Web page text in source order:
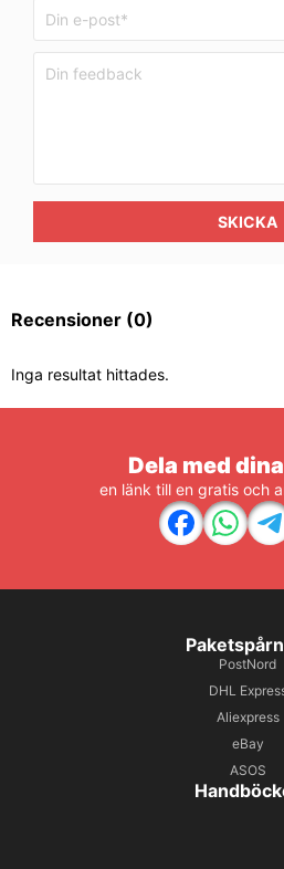
SKICKA
Recensioner (0)
Inga resultat hittades.
Dela med
en länk till en gratis och
PostNord
DHL
Aliexpress
eBay
ASOS